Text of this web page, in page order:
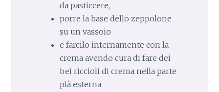
da pasticcere,
porre la base dello zeppolone
su un vassoio
e farcilo internamente con la
crema avendo cura di fare dei
bei riccioli di crema nella parte
pià esterna